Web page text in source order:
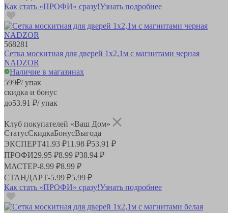
Как стать «ПРОФИ» сразу!Узнать подробнее
568281
Сетка москитная для дверей 1х2,1м с магнитами черная
NADZOR
Наличие в магазинах
599₽/ упак
скидка и бонус
до53.91 ₽/ упак
Клуб покупателей «Ваш Дом»
СтатусСкидкаБонусВыгода
ЭКСПЕРТ41.93 ₽11.98 ₽53.91 ₽
ПРОФИ29.95 ₽8.99 ₽38.94 ₽
МАСТЕР-8.99 ₽8.99 ₽
СТАНДАРТ-5.99 ₽5.99 ₽
Как стать «ПРОФИ» сразу!Узнать подробнее